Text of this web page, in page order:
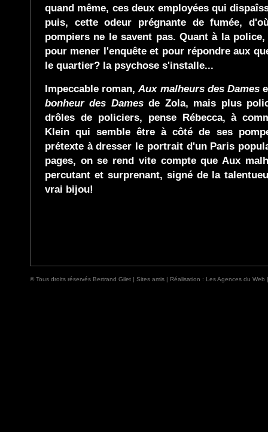
quand même, ces deux employées qui
puis, cette odeur prégnante de fumée,
pompiers ne le savent pas. Quant à la
pour mener l'enquête et pour répondre aux
le quartier? la psychose s'installe...
Impeccable roman,Aux malheurs des Dames
bonheur des Damesde Zola, mais plus
drôles de policiers, pense Rébecca, à
Klein qui semble être à côté de ses
prétexte à dresser le portrait d'un Paris
pages, on se rend vite compte que Aux
percutant et surprenant, signé de la
vrai bijou!
© Tous droits réservés Bertrand Gilet | Sites amis | Réalisation : Les Agences du Web